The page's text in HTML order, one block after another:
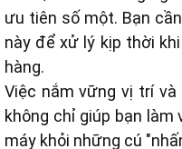
ưu tiên số một. Bạn
này để xử lý kịp thời
hàng.
Việc nắm vững vị trí
không chỉ giúp bạn làm
máy khỏi những cú